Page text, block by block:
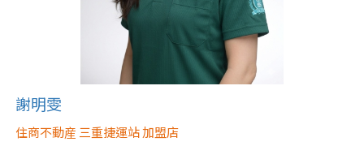
謝明雯
住商不動産 三重捷運站 加盟店